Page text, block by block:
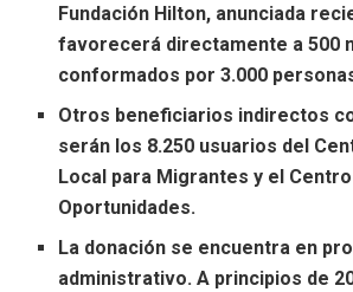
Fundación Hilton, anunciada
favorecerá directamente a 500
conformados por 3.000
Otros beneficiarios indirectos
serán los 8.250 usuarios del
Local para Migrantes y el
Oportunidades.
La donación se encuentra en
administrativo. A principios de